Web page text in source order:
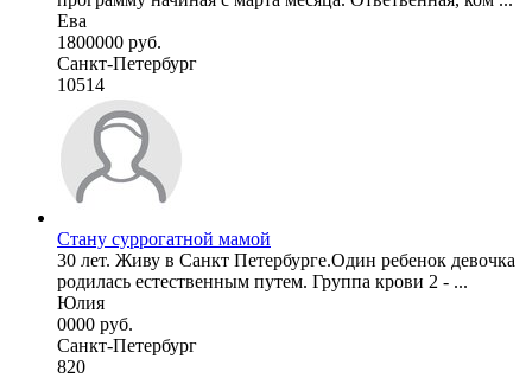
Ева
1800000 руб.
Санкт-Петербург
10514
Стану суррогатной мамой
30 лет. Живу в Санкт Петербурге.Один ребенок девочка
родилась естественным путем. Группа крови 2 - ...
Юлия
0000 руб.
Санкт-Петербург
820